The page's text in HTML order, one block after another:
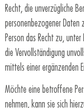
Recht, die unverzügliche
personenbezogener Daten
Person das Recht zu,
die Vervollständigung
mittels einer
Möchte eine betroffene
nehmen, kann sie sich